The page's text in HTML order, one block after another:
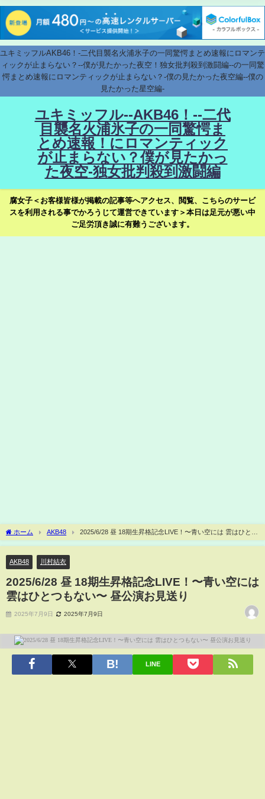
ユキミッフルAKB46！-二代目襲名火浦氷子の一同驚愕まとめ速報にロマンテ
ィックが止まらない？--僕が見たかった夜空！独女批判殺到激闘編--の一同驚
愕まとめ速報にロマンティックが止まらない？-僕の見たかった夜空編--僕の
見たかった星空編-
ユキミッフル--AKB46！--二代
目襲名火浦氷子の一同驚愕ま
とめ速報！にロマンティック
が止まらない？僕が見たかっ
た夜空-独女批判殺到激闘編
腐女子＜お客様皆様が掲載の記事等へアクセス、閲覧、こちらのサービ
スを利用される事でかろうじて運営できています＞本日は足元が悪い中
ご足労頂き誠に有難うございます。
ホーム AKB48
2025/6/28 昼 18期生昇格記念LIVE！〜青い空には 雲はひとつ
もない〜 昼公演お見送り
AKB48 川村結衣
2025/6/28 昼 18期生昇格記念LIVE！〜青い空には
雲はひとつもない〜 昼公演お見送り
2025年7月9日 2025年7月9日
LINE